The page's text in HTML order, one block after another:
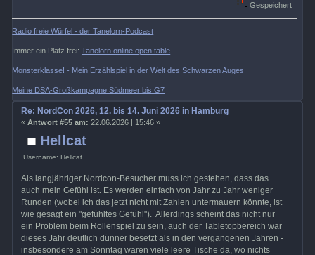
Gespeichert
Radio freie Würfel - der Tanelorn-Podcast
Immer ein Platz frei:Tanelorn online open table
Monsterklasse! - Mein Erzählspiel in der Welt des Schwarzen Auges
Meine DSA-Großkampagne Südmeer bis G7
Hellcat
Username: Hellcat
Re: NordCon 2026, 12. bis 14. Juni 2026 in Hamburg
« Antwort #55 am: 22.06.2026 | 15:46 »
Als langjähriger Nordcon-Besucher muss ich gestehen, dass das
auch mein Gefühl ist. Es werden einfach von Jahr zu Jahr weniger
Runden (wobei ich das jetzt nicht mit Zahlen untermauern könnte, ist
wie gesagt ein "gefühltes Gefühl"). Allerdings scheint das nicht nur
ein Problem beim Rollenspiel zu sein, auch der Tabletopbereich war
dieses Jahr deutlich dünner besetzt als in den vergangenen Jahren -
insbesondere am Sonntag waren viele leere Tische da, wo nichts